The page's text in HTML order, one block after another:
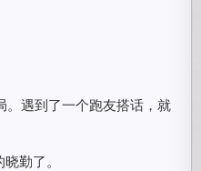
。遇到了一个跑友搭话，就
勤了。